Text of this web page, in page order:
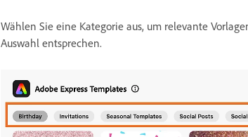
Wählen Sie eine Kategorie aus, um relevante
Auswahl entsprechen.